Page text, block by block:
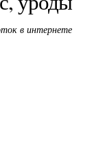
в интернете